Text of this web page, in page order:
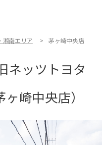
探す
を探す
湘南エリア 茅ヶ崎中央店
旧ネッツトヨタ
崎中央店）